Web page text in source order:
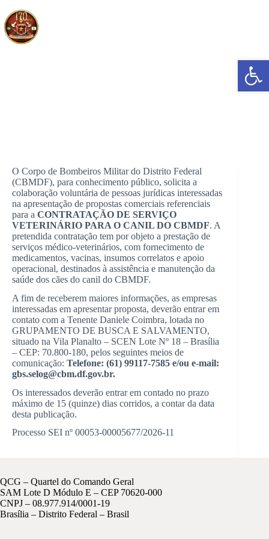
Abrir a barra de ferramentas
para
conteúdo
O Corpo de Bombeiros Militar do Distrito Federal
(CBMDF), para conhecimento público, solicita a
colaboração voluntária de pessoas jurídicas interessadas
na apresentação de propostas comerciais referenciais
para a CONTRATAÇÃO DE SERVIÇO
VETERINÁRIO PARA O CANIL DO CBMDF. A
pretendida contratação tem por objeto a prestação de
serviços médico-veterinários, com fornecimento de
medicamentos, vacinas, insumos correlatos e apoio
operacional, destinados à assistência e manutenção da
saúde dos cães do canil do CBMDF.
A fim de receberem maiores informações, as empresas
interessadas em apresentar proposta, deverão entrar em
contato com a Tenente Daniele Coimbra, lotada no
GRUPAMENTO DE BUSCA E SALVAMENTO,
situado na Vila Planalto – SCEN Lote Nº 18 – Brasília
– CEP: 70.800-180, pelos seguintes meios de
comunicação: Telefone: (61) 99117-7585 e/ou e-mail:
gbs.selog@cbm.df.gov.br.
Os interessados deverão entrar em contado no prazo
máximo de 15 (quinze) dias corridos, a contar da data
desta publicação.
Processo SEI nº 00053-00005677/2026-11
QCG – Quartel do Comando Geral
SAM Lote D Módulo E – CEP 70620-000
CNPJ – 08.977.914/0001-19
Brasília – Distrito Federal – Brasil